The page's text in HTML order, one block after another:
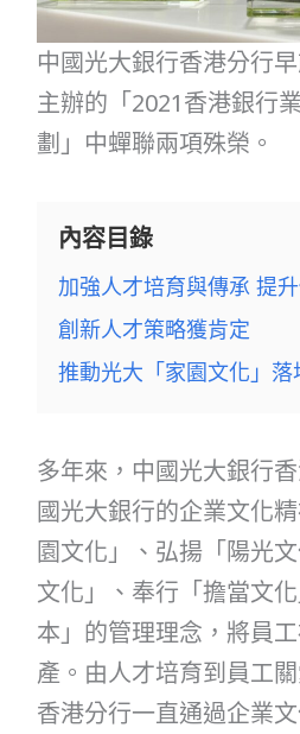
中國光大銀行香港分行
主辦的「2021香港銀行
劃」中蟬聯兩項殊榮。
內容目錄
加強人才培育與傳承 提
創新人才策略獲肯定
推動光大「家園文化」落
多年來，中國光大銀行
國光大銀行的企業文化
園文化」、弘揚「陽光
文化」、奉行「擔當文
本」的管理理念，將員
產。由人才培育到員工
香港分行一直通過企業